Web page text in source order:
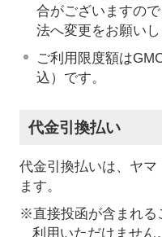
合がございますの
法へ変更をお願いし
ご利用限度額は
込）です。
代金引換払い
代金引換払いは、ヤマ
ます。
※直接投函が含まれる
利用いただけません